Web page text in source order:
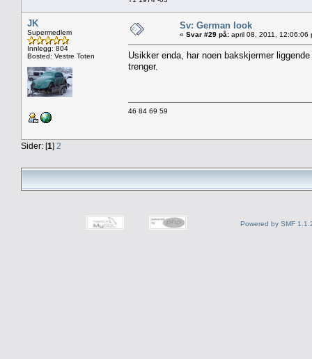
JK
Supermedlem
Innlegg: 804
Bosted: Vestre Toten
Sv: German look
« Svar #29 på: april 08, 2011, 12:06:06
Usikker enda, har noen bakskjermer
trenger.
46 84 69 59
Sider: [1] 2
Powered by SMF